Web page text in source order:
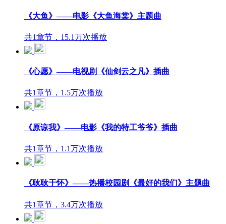
《大鱼》——电影《大鱼海棠》主题曲
共1章节，15.1万次播放
《心愿》——电视剧《仙剑云之凡》插曲
共1章节，1.5万次播放
《原谅我》——电影《我的特工爷爷》插曲
共1章节，1.1万次播放
《耿耿于怀》——热播校园剧《最好的我们》主题曲
共1章节，3.4万次播放